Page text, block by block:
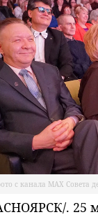
с канала МАХ Совета
. 25